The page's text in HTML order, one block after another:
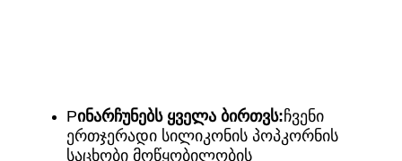
Pინარჩუნებს ყველა ბირთვს:ჩვენი
ერთჯერადი სილიკონის პოპკორნის
საცხობი მოწყობილობის